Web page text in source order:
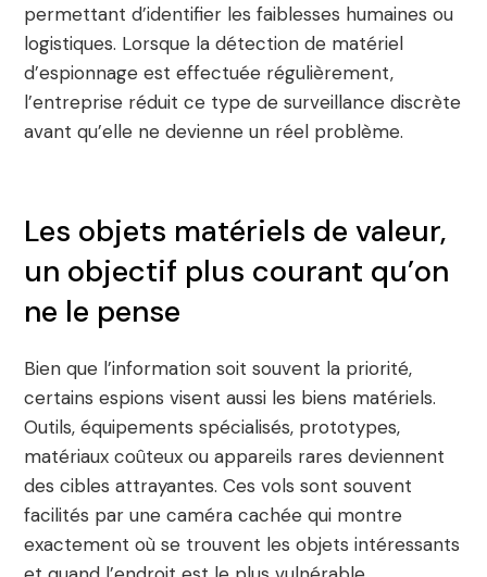
permettant d’identifier les faiblesses humaines ou
logistiques. Lorsque la détection de matériel
d’espionnage est effectuée régulièrement,
l’entreprise réduit ce type de surveillance discrète
avant qu’elle ne devienne un réel problème.
Les objets matériels de valeur,
un objectif plus courant qu’on
ne le pense
Bien que l’information soit souvent la priorité,
certains espions visent aussi les biens matériels.
Outils, équipements spécialisés, prototypes,
matériaux coûteux ou appareils rares deviennent
des cibles attrayantes. Ces vols sont souvent
facilités par une caméra cachée qui montre
exactement où se trouvent les objets intéressants